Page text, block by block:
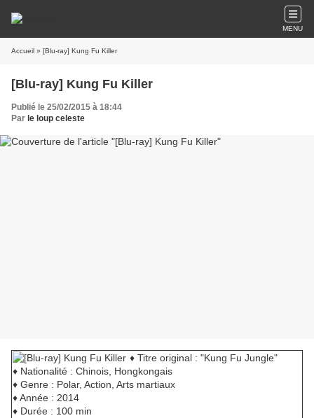
MENU
Accueil » [Blu-ray] Kung Fu Killer
[Blu-ray] Kung Fu Killer
Publié le 25/02/2015 à 18:44
Par le loup celeste
♦ Titre original : "Kung Fu Jungle"
♦ Nationalité : Chinois, Hongkongais
♦ Genre : Polar, Action, Arts martiaux
♦ Année : 2014
♦ Durée : 100 min